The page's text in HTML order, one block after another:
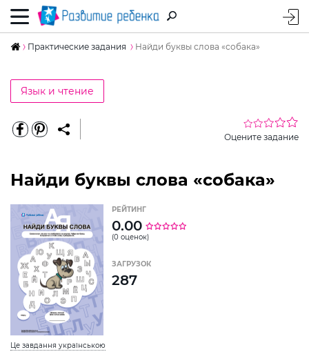
Практические задания Найди буквы слова «собака»
Язык и чтение
Оцените задание
Найди буквы слова «собака»
Це завдання українською
РЕЙТИНГ
0.00
(0 оценок)
ЗАГРУЗОК
287